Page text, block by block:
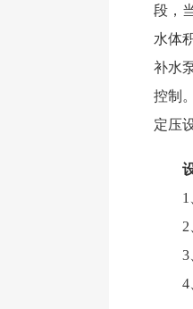
段，
水体
补水
控制
定压
设
1、
2、
3、
4、